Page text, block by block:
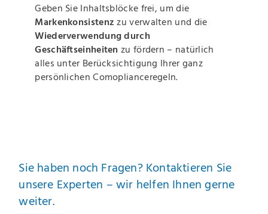
Geben Sie Inhaltsblöcke frei, um die
Markenkonsistenz zu verwalten und die
Wiederverwendung durch
Geschäftseinheiten zu fördern – natürlich
alles unter Berücksichtigung Ihrer ganz
persönlichen Comoplianceregeln.
Sie haben noch Fragen? Kontaktieren Sie
unsere Experten – wir helfen Ihnen gerne
weiter.